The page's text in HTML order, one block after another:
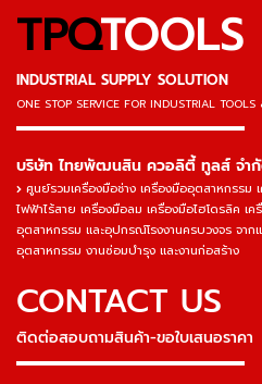
TPQTOOLS
INDUSTRIAL SUPPLY SOLUTION
ONE STOP SERVICE FOR INDUSTRIAL TOOLS
▬▬▬▬▬▬▬▬▬▬▬▬▬▬▬
บริษัท ไทยพัฒนสิน ควอลิตี้ ทูลส์ จำ
ศูนย์รวมเครื่องมือช่าง เครื่องมืออุตสาหกรร
ไฟฟ้าไร้สาย เครื่องมือลม เครื่องมือไฮโดรลิค เ
อุตสาหกรรม และอุปกรณ์โรงงานครบวงจร จาก
อุตสาหกรรม งานซ่อมบำรุง และงานก่อสร้าง
CONTACT US
ติดต่อสอบถามสินค้า-ขอใบเสนอราคา
▬▬▬▬▬▬▬▬▬▬▬▬▬▬▬